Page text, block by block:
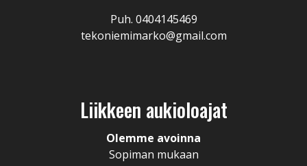
Puh. 0404145469
tekoniemimarko@gmail.com
Liikkeen aukioloajat
Olemme avoinna
Sopiman mukaan